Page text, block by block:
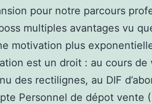
pour notre parcours
multiples avantages vu
motivation plus
est un droit : au cours de
des rectilignes, au DIF
Personnel de dépot vente